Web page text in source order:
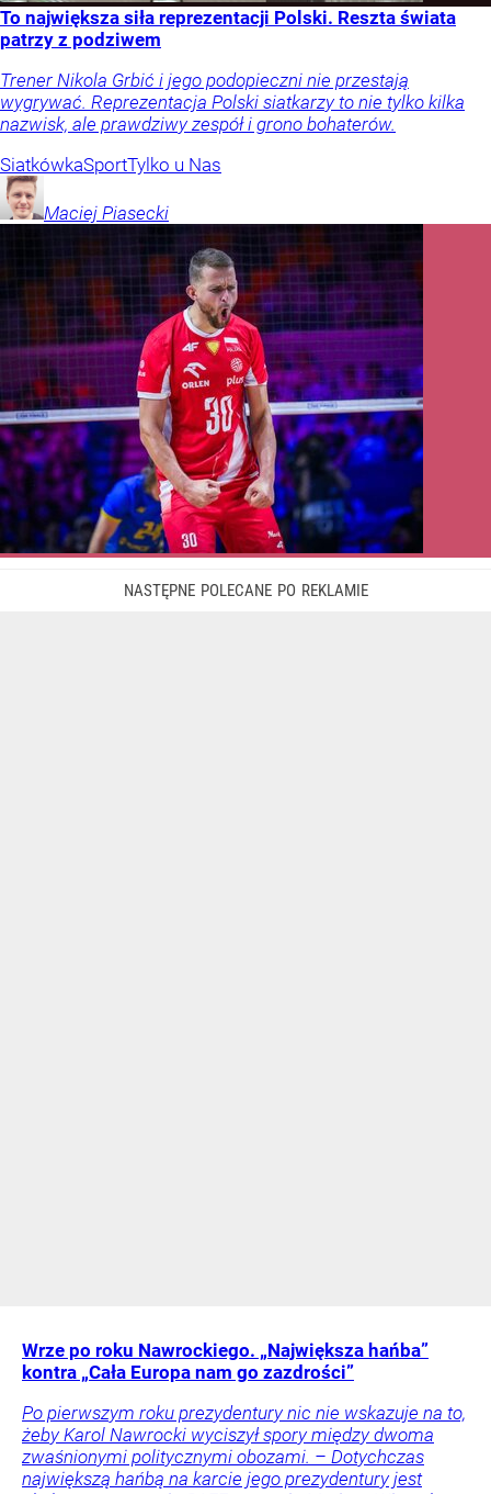
To największa siła reprezentacji Polski. Reszta świata
patrzy z podziwem
Trener Nikola Grbić i jego podopieczni nie przestają
wygrywać. Reprezentacja Polski siatkarzy to nie tylko kilka
nazwisk, ale prawdziwy zespół i grono bohaterów.
SiatkówkaSportTylko u Nas
Maciej Piasecki
Wrze po roku Nawrockiego. „Największa hańba”
kontra „Cała Europa nam go zazdrości”
Po pierwszym roku prezydentury nic nie wskazuje na to,
żeby Karol Nawrocki wyciszył spory między dwoma
zwaśnionymi politycznymi obozami. – Dotychczas
największą hańbą na karcie jego prezydentury jest